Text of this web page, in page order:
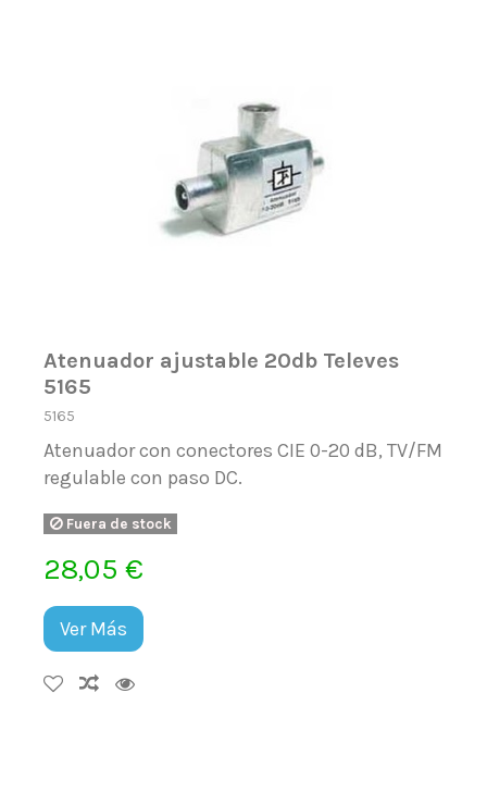
Atenuador ajustable 20db Televes
5165
5165
Atenuador con conectores CIE 0-20 dB, TV/FM
regulable con paso DC.
Fuera de stock
28,05 €
Ver Más